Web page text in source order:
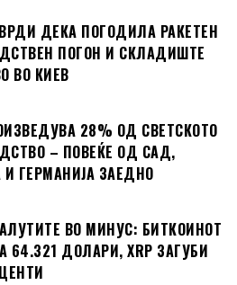
ДЕКА ПОГОДИЛА РАКЕТЕН
ПОГОН И СКЛАДИШТЕ
ВО КИЕВ
28% ОД СВЕТСКОТО
– ПОВЕЌЕ ОД САД,
И ГЕРМАНИЈА ЗАЕДНО
ВО МИНУС: БИТКОИНОТ
64.321 ДОЛАРИ, XRP ЗАГУБИ